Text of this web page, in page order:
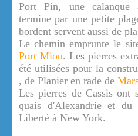
Port Pin, une calanque
termine par une petite
bordent servent aussi de
Le chemin emprunte le
Port Miou. Les pierres
été utilisées pour la
, de Planier en rade de
Les pierres de Cassis ont
quais d'Alexandrie et
Liberté à New York.